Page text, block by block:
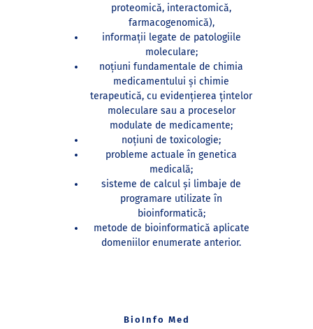
proteomică, interactomică,
farmacogenomică),
informații legate de patologiile
moleculare;
noțiuni fundamentale de chimia
medicamentului şi chimie
terapeutică, cu evidențierea țintelor
moleculare sau a proceselor
modulate de medicamente;
noțiuni de toxicologie;
probleme actuale în genetica
medicală;
sisteme de calcul şi limbaje de
programare utilizate în
bioinformatică;
metode de bioinformatică aplicate
domeniilor enumerate anterior.
BioInfo Med